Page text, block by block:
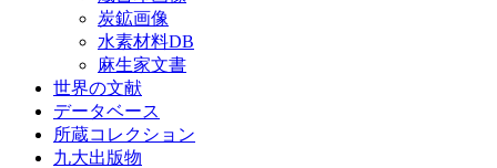
炭鉱画像
水素材料DB
麻生家文書
世界の文献
データベース
所蔵コレクション
九大出版物